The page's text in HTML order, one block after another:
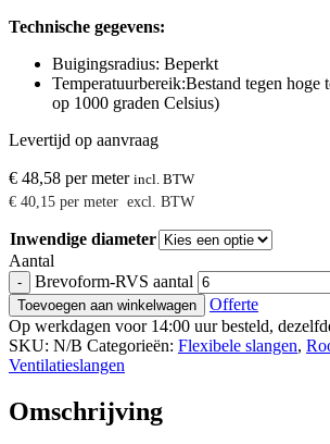
Technische gegevens:
Buigingsradius: Beperkt
Temperatuurbereik:Bestand tegen hoge
op 1000 graden Celsius)
Levertijd op aanvraag
€ 48,58 per meter incl. BTW
€ 40,15 per meter excl. BTW
Inwendige diameter
Aantal
- Brevoform-RVS aantal
Toevoegen aan winkelwagen
Offerte
Op werkdagen voor 14:00 uur besteld,
SKU: N/B Categorieën: Flexibele slangen,
Ventilatieslangen
Omschrijving